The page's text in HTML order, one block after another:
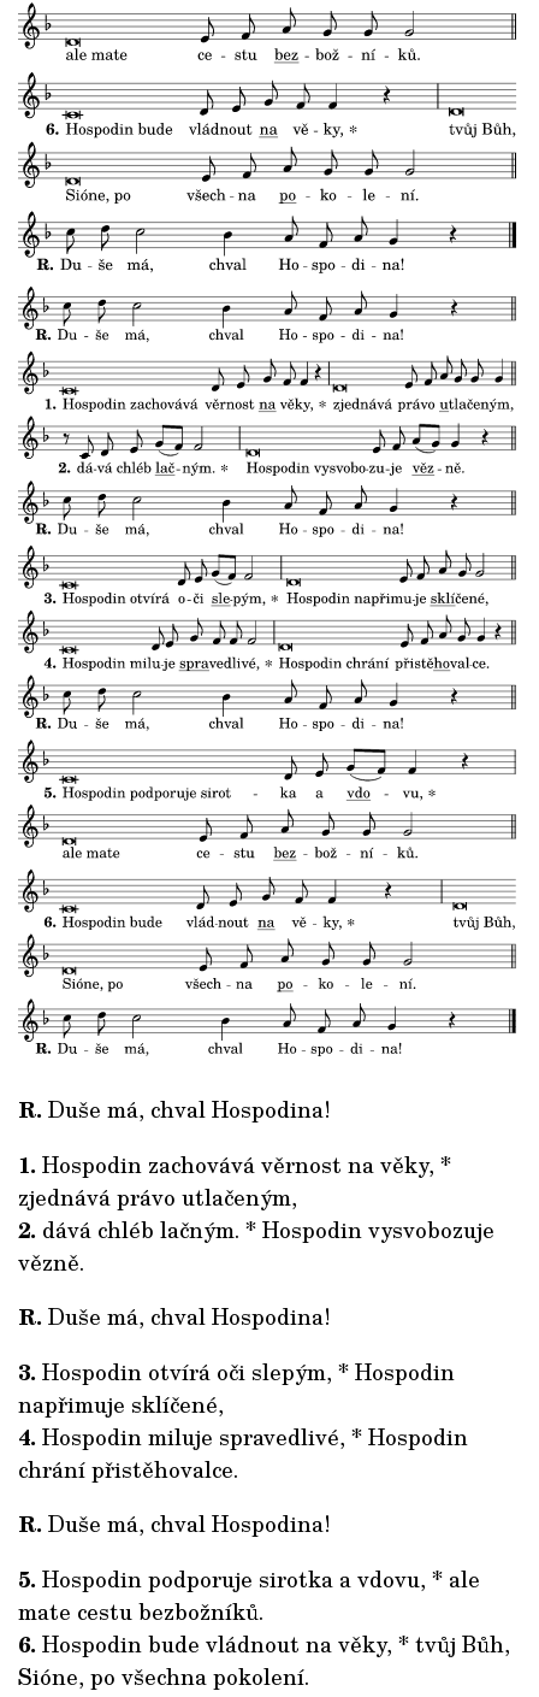
R. Duše má, chval Hospodina!
1. Hospodin zachovává věrnost na věky, *
zjednává právo utlačeným,
2. dává chléb lačným. * Hospodin vysvobozuje
vězně.
R. Duše má, chval Hospodina!
3. Hospodin otvírá oči slepým, * Hospodin
napřimuje sklíčené,
4. Hospodin miluje spravedlivé, * Hospodin
chrání přistěhovalce.
R. Duše má, chval Hospodina!
5. Hospodin podporuje sirotka a vdovu, * ale
mate cestu bezbožníků.
6. Hospodin bude vládnout na věky, * tvůj Bůh,
Sióne, po všechna pokolení.